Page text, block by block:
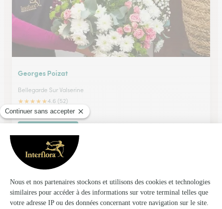
Georges Poizat
Bellegarde Sur Valserine
★★★★★4.6 (52)
3, rue de la Republique